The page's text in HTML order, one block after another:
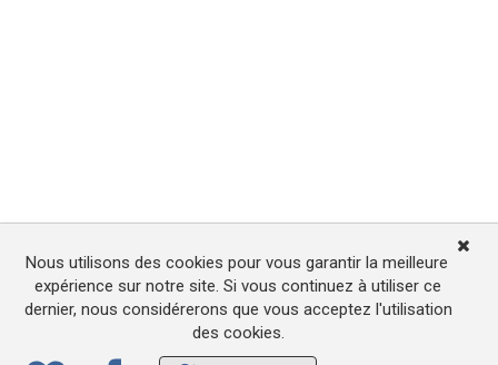
Nous utilisons des cookies pour vous garantir la meilleure
expérience sur notre site. Si vous continuez à utiliser ce
dernier, nous considérerons que vous acceptez l'utilisation
des cookies.